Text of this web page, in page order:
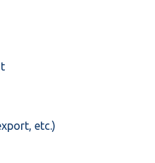
etc.)